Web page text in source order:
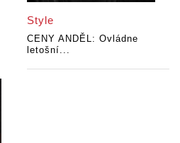
Style
CENY ANDĚL: Ovládne
letošní...